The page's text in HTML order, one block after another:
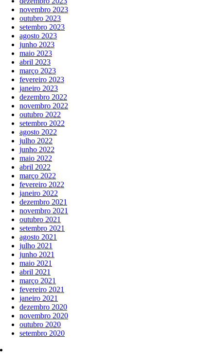
novembro 2023
outubro 2023
setembro 2023
agosto 2023
junho 2023
maio 2023
abril 2023
março 2023
fevereiro 2023
janeiro 2023
dezembro 2022
novembro 2022
outubro 2022
setembro 2022
agosto 2022
julho 2022
junho 2022
maio 2022
abril 2022
março 2022
fevereiro 2022
janeiro 2022
dezembro 2021
novembro 2021
outubro 2021
setembro 2021
agosto 2021
julho 2021
junho 2021
maio 2021
abril 2021
março 2021
fevereiro 2021
janeiro 2021
dezembro 2020
novembro 2020
outubro 2020
setembro 2020